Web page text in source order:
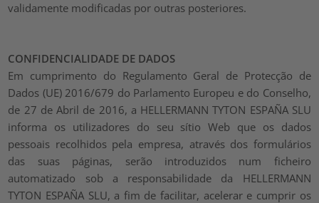
validamente modificadas por outras posteriores.
CONFIDENCIALIDADE DE DADOS
Em cumprimento do Regulamento Geral de Protecção de
Dados (UE) 2016/679 do Parlamento Europeu e do Conselho,
de 27 de Abril de 2016, a HELLERMANN TYTON ESPAÑA SLU
informa os utilizadores do seu sítio Web que os dados
pessoais recolhidos pela empresa, através dos formulários
das suas páginas, serão introduzidos num ficheiro
automatizado sob a responsabilidade da HELLERMANN
TYTON ESPAÑA SLU, a fim de facilitar, acelerar e cumprir os